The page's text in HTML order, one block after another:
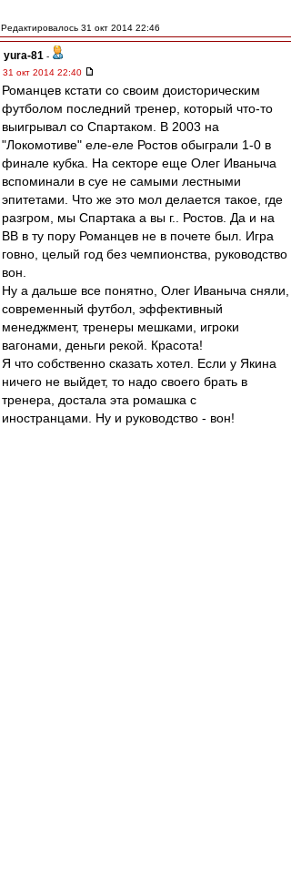
Редактировалось 31 окт 2014 22:46
yura-81 -
31 окт 2014 22:40
Романцев кстати со своим доисторическим
футболом последний тренер, который что-то
выигрывал со Спартаком. В 2003 на
"Локомотиве" еле-еле Ростов обыграли 1-0 в
финале кубка. На секторе еще Олег Иваныча
вспоминали в суе не самыми лестными
эпитетами. Что же это мол делается такое, где
разгром, мы Спартака а вы г.. Ростов. Да и на
ВВ в ту пору Романцев не в почете был. Игра
говно, целый год без чемпионства, руководство
вон.
Ну а дальше все понятно, Олег Иваныча сняли,
современный футбол, эффективный
менеджмент, тренеры мешками, игроки
вагонами, деньги рекой. Красота!
Я что собственно сказать хотел. Если у Якина
ничего не выйдет, то надо своего брать в
тренера, достала эта ромашка с
иностранцами. Ну и руководство - вон!